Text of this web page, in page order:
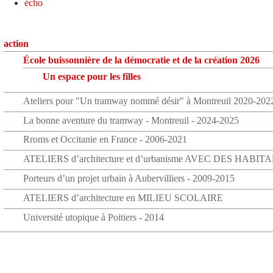
écho
action
École buissonnière de la démocratie et de la création 2026
Un espace pour les filles
Ateliers pour "Un tramway nommé désir" à Montreuil 2020-
La bonne aventure du tramway - Montreuil - 2024-2025
Rroms et Occitanie en France - 2006-2021
ATELIERS d’architecture et d’urbanisme AVEC DES
Porteurs d’un projet urbain à Aubervilliers - 2009-2015
ATELIERS d’architecture en MILIEU SCOLAIRE
Université utopique à Poitiers - 2014